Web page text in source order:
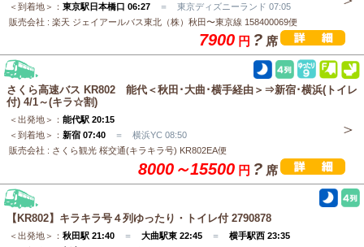
＜到着地＞： 東京駅日本橋口 06:27 ＝ 東京ディズニーランド 07:05
販売会社 : 楽天 ジェイアールバス東北（株）秋田〜東京線 158400069便
7900 円 ? 席
さくら高速バス KR802 能代＜秋田･大曲･横手経由＞⇒新宿･横浜(トイレ
付) 4/1～(キラ☆割)
＜出発地＞： 能代駅 20:15
＜到着地＞： 新宿 07:40 ＝ 横浜YC 08:50
販売会社 : さくら観光 桜交通(キラキラ号) KR802EA便
8000～15500 円 ? 席
【KR802】キラキラ号４列ゆったり・トイレ付 2790878
＜出発地＞： 秋田駅 21:40 ＝ 大曲駅東 22:45 ＝ 横手駅西 23:35